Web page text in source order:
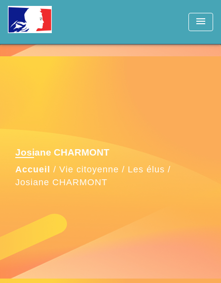
menu
Josiane CHARMONT
Accueil / Vie citoyenne / Les élus /
Josiane CHARMONT